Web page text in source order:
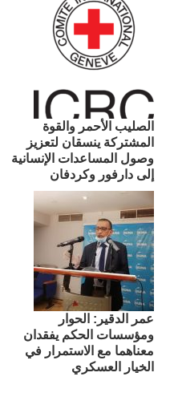
الصليب الأحمر والقوة
المشتركة ينسقان لتعزيز
وصول المساعدات الإنسانية
إلى دارفور وكردفان
عمر الدقير: الحوار
ومؤسسات الحكم يفقدان
معناهما مع الاستمرار في
الخيار العسكري